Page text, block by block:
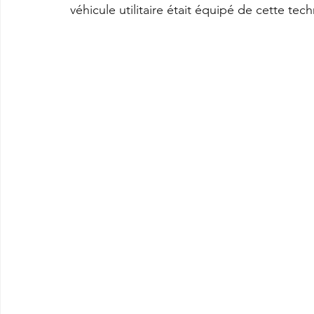
véhicule utilitaire était équipé de cette